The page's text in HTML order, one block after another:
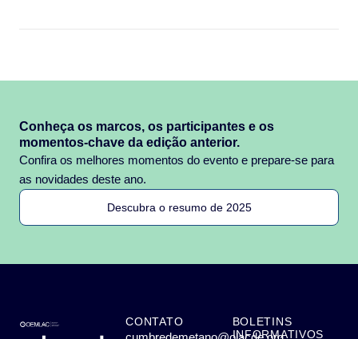
Conheça os marcos, os participantes e os
momentos-chave da edição anterior.
Confira os melhores momentos do evento e prepare-se para
as novidades deste ano.
Descubra o resumo de 2025
CONTATO
BOLETINS
INFORMATIVOS